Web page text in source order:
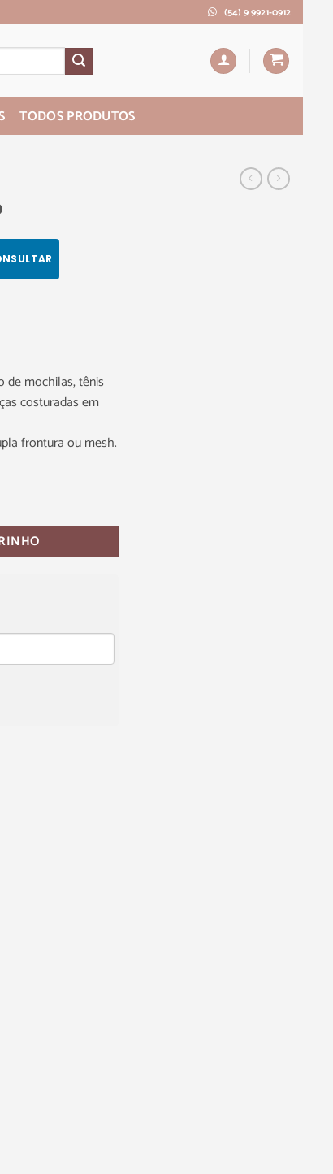
(54) 9 9921-0912
TODOS PRODUTOS
de mochilas, tênis
costuradas em
frontura ou mesh.